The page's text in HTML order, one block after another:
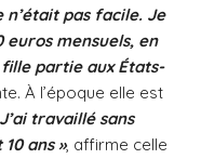
n’était pas facile. Je
mensuels, en
partie aux États-
À l’époque elle est
travaillé sans
ans », affirme celle